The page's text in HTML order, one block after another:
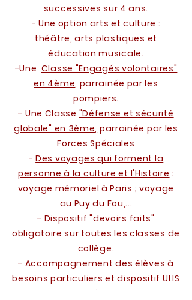
successives sur 4 ans.
- Une option arts et culture :
théâtre, arts plastiques et
éducation musicale.
-Une Classe "Engagés volontaires"
en 4ème, parrainée par les
pompiers.
- Une Classe "Défense et sécurité
globale" en 3ème, parrainée par les
Forces Spéciales
-Des voyages qui forment la
personne à la culture et l'Histoire :
voyage mémoriel à Paris ; voyage
au Puy du Fou,...
- Dispositif "devoirs faits"
obligatoire sur toutes les classes de
collège.
- Accompagnement des élèves à
besoins particuliers et dispositif ULIS